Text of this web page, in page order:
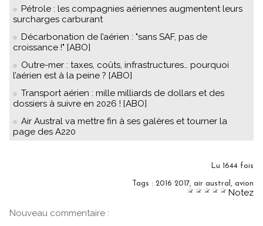
Pétrole : les compagnies aériennes augmentent leurs
surcharges carburant
Décarbonation de l’aérien : "sans SAF, pas de
croissance !" [ABO]
Outre-mer : taxes, coûts, infrastructures… pourquoi
l’aérien est à la peine ? [ABO]
Transport aérien : mille milliards de dollars et des
dossiers à suivre en 2026 ! [ABO]
Air Austral va mettre fin à ses galères et tourner la
page des A220
Lu 1644 fois
Tags : 2016 2017, air austral , avion
Notez
Nouveau commentaire :